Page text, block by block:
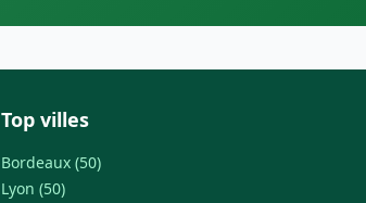
Top villes
Bordeaux (50)
Lyon (50)